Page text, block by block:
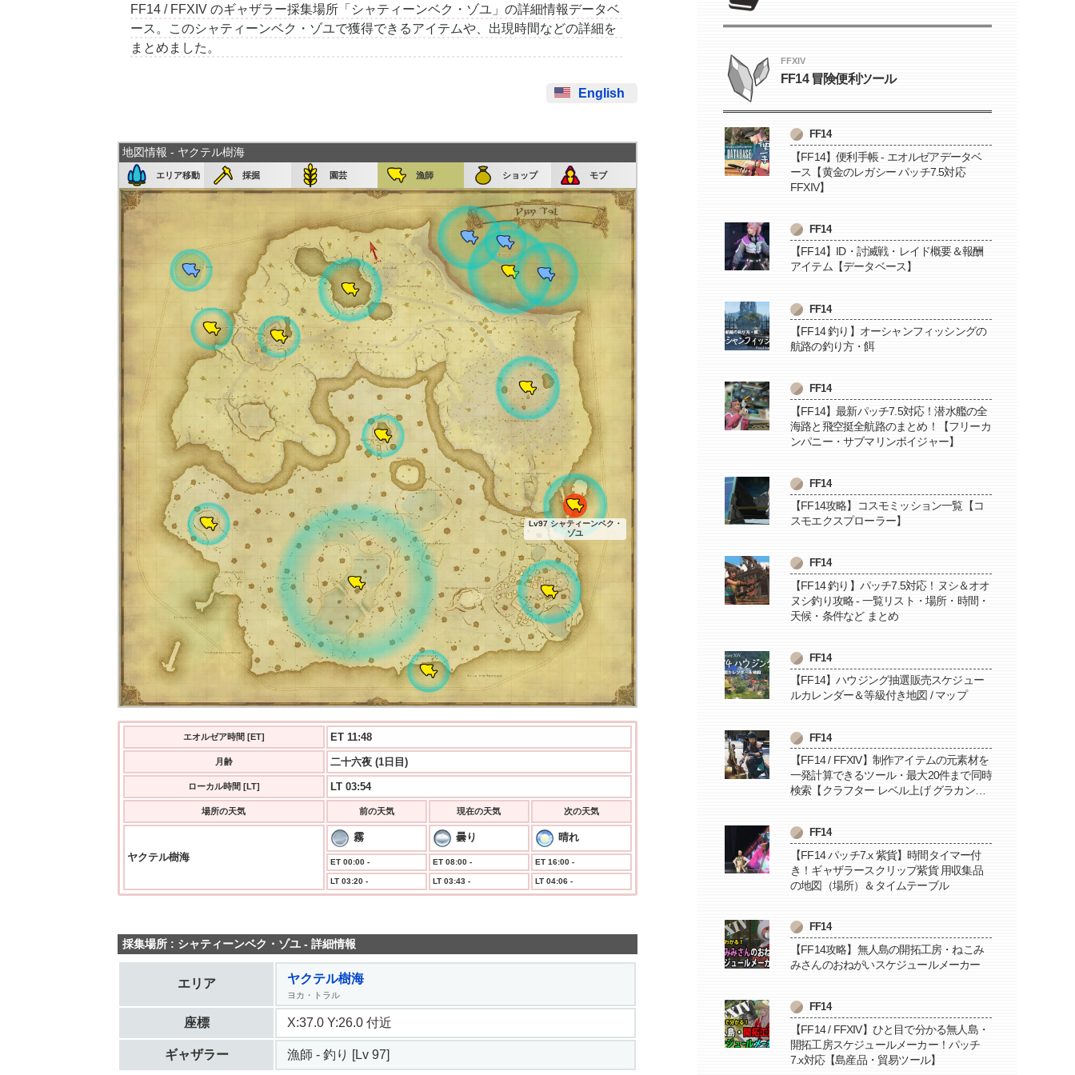
FF14 / FFXIV のギャザラー採集場所「シャティーンベク・ゾユ」の詳細情報データベ
ース。このシャティーンベク・ゾユで獲得できるアイテムや、出現時間などの詳細を
まとめました。
English
地図情報 - ヤクテル樹海
エリア移動 採掘 園芸 漁師 ショップ モブ
Lv97 シャティーンベク・
ゾユ
エオルゼア時間 [ET] ET 11:48
月齢 二十六夜 (1日目)
ローカル時間 [LT] LT 03:54
場所の天気 前の天気 現在の天気 次の天気
ヤクテル樹海
霧 曇り 晴れ
ET 00:00 - ET 08:00 - ET 16:00 -
LT 03:20 - LT 03:43 - LT 04:06 -
採集場所 : シャティーンベク・ゾユ - 詳細情報
エリア ヤクテル樹海
ヨカ・トラル
座標 X:37.0 Y:26.0 付近
ギャザラー 漁師 - 釣り [Lv 97]
FFXIV
FF14 冒険便利ツール
FF14
【FF14】便利手帳 - エオルゼアデータベ
ース【黄金のレガシー パッチ7.5対応
FFXIV】
FF14
【FF14】ID・討滅戦・レイド概要＆報酬
アイテム【データベース】
FF14
【FF14 釣り】オーシャンフィッシングの
航路の釣り方・餌
FF14
【FF14】最新パッチ7.5対応！潜水艦の全
海路と飛空挺全航路のまとめ！【フリーカ
ンパニー・サブマリンボイジャー】
FF14
【FF14攻略】コスモミッション一覧【コ
スモエクスプローラー】
FF14
【FF14 釣り】パッチ7.5対応！ヌシ＆オオ
ヌシ釣り攻略 - 一覧リスト・場所・時間・
天候・条件など まとめ
FF14
【FF14】ハウジング抽選販売スケジュー
ルカレンダー＆等級付き地図 / マップ
FF14
【FF14 / FFXIV】制作アイテムの元素材を
一発計算できるツール・最大20件まで同時
検索【クラフター レベル上げ グラカン納
FF14
【FF14 パッチ7.x 紫貨】時間タイマー付
き！ギャザラースクリップ紫貨 用収集品
の地図（場所）＆タイムテーブル
FF14
【FF14攻略】無人島の開拓工房・ねこみ
みさんのおねがいスケジュールメーカー
FF14
【FF14 / FFXIV】ひと目で分かる無人島・
開拓工房スケジュールメーカー！パッチ
7.x対応【島産品・貿易ツール】